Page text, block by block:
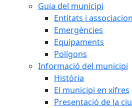
Guia del municipi
Entitats i
Emergències
Equipaments
Polígons
Informació del municipi
Història
El municipi en xifres
Presentació de la